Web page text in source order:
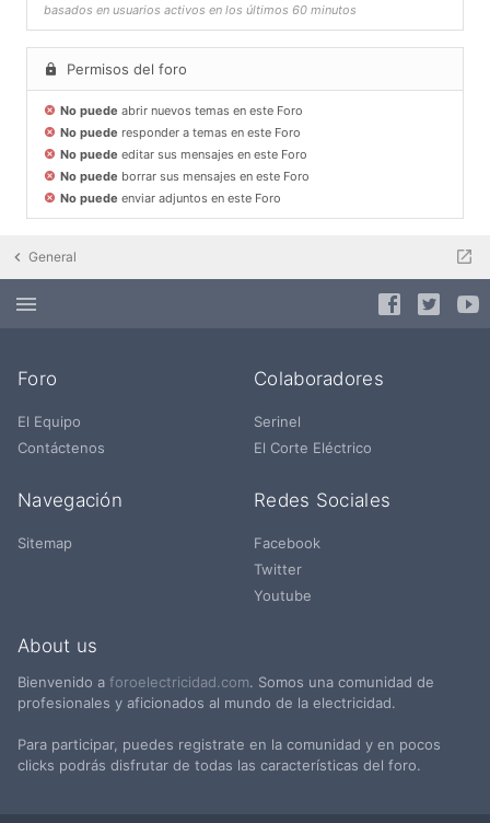
basados en usuarios activos en los últimos 60 minutos
Permisos del foro
No puede abrir nuevos temas en este Foro
No puede responder a temas en este Foro
No puede editar sus mensajes en este Foro
No puede borrar sus mensajes en este Foro
No puede enviar adjuntos en este Foro
General
Foro
El Equipo
Contáctenos
Colaboradores
Serinel
El Corte Eléctrico
Navegación
Sitemap
Redes Sociales
Facebook
Twitter
Youtube
About us
Bienvenido a foroelectricidad.com. Somos una comunidad de
profesionales y aficionados al mundo de la electricidad.
Para participar, puedes registrate en la comunidad y en pocos
clicks podrás disfrutar de todas las características del foro.